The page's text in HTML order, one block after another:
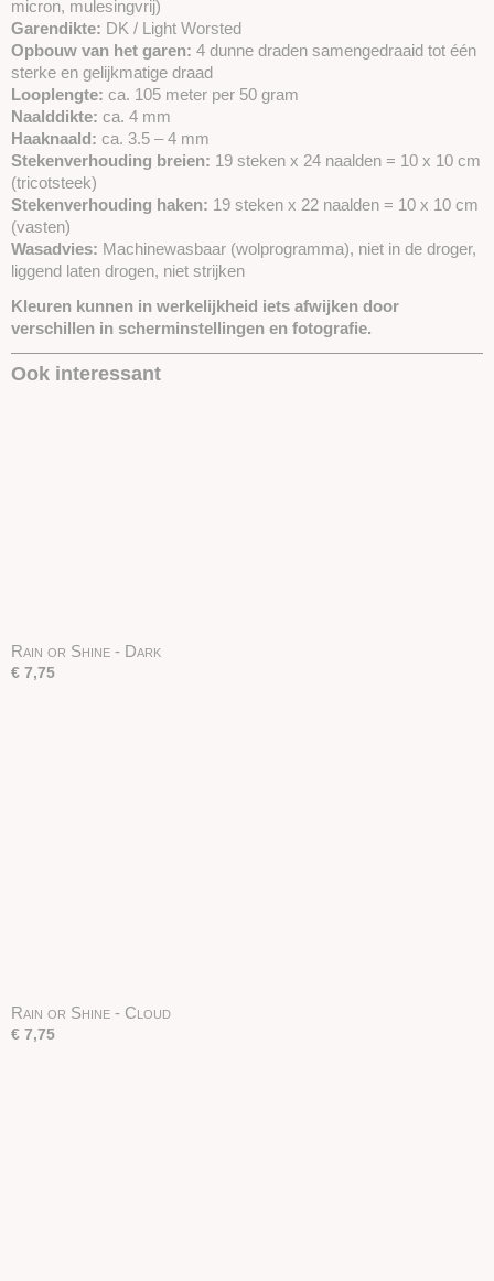
micron, mulesingvrij)
Garendikte: DK / Light Worsted
Opbouw van het garen: 4 dunne draden samengedraaid tot één
sterke en gelijkmatige draad
Looplengte: ca. 105 meter per 50 gram
Naalddikte: ca. 4 mm
Haaknaald: ca. 3.5 – 4 mm
Stekenverhouding breien: 19 steken x 24 naalden = 10 x 10 cm
(tricotsteek)
Stekenverhouding haken: 19 steken x 22 naalden = 10 x 10 cm
(vasten)
Wasadvies: Machinewasbaar (wolprogramma), niet in de droger,
liggend laten drogen, niet strijken
Kleuren kunnen in werkelijkheid iets afwijken door
verschillen in scherminstellingen en fotografie.
Ook interessant
Rain or Shine - Dark
€ 7,75
Rain or Shine - Cloud
€ 7,75